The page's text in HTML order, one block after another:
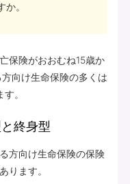
。
保険がおおむね15歳か
向け生命保険の多くは
。
終身型
方向け生命保険の保険
ります。